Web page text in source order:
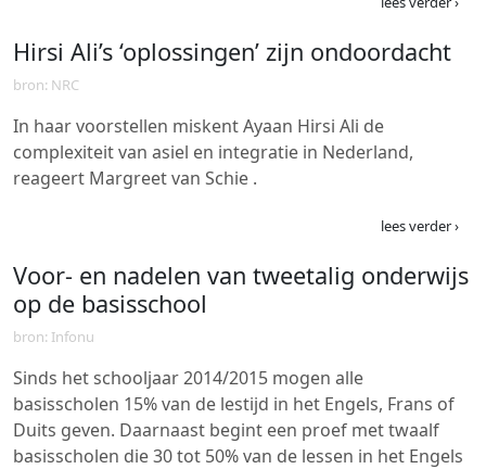
Hirsi Ali’s ‘oplossingen’ zijn ondoordacht
bron: NRC
In haar voorstellen miskent Ayaan Hirsi Ali de
complexiteit van asiel en integratie in Nederland,
reageert Margreet van Schie .
lees verder ›
Voor- en nadelen van tweetalig onderwijs
op de basisschool
bron: Infonu
Sinds het schooljaar 2014/2015 mogen alle
basisscholen 15% van de lestijd in het Engels, Frans of
Duits geven. Daarnaast begint een proef met twaalf
basisscholen die 30 tot 50% van de lessen in het Engels